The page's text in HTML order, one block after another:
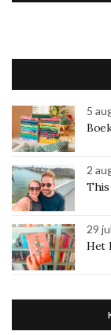
5
2
This
29
Het